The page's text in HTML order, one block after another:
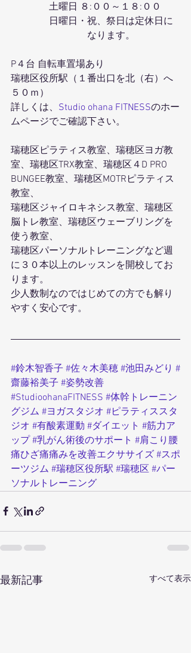
土曜日 ８:００～１８:００
日曜日・祝、祭日は定休日に
なります。
P４台 自転車置場あり
瑞穂区役所駅（１番出口を北（右）へ
５０ｍ）
詳しくは、 Studio ohana FITNESSのホー
ムページでご確認下さい。
瑞穂区ピラティス教室、瑞穂区ヨガ教
室、瑞穂区TRX教室、瑞穂区４D PRO
BUNGEE教室、瑞穂区MOTRピラティス
教室、
瑞穂区ジャイロキネシス教室、瑞穂区
脳トレ教室、瑞穂区ウェーブリングを
使う教室、
瑞穂区パーソナルトレーニングなど週
に３０本以上のレッスンを開校してお
ります。
少人数制なのではじめての方でも解り
やすく安心です。
#鈴木智香子 #佐々木美穂 #池田みどり #
齋藤裕美子 #姿勢改善
#StudioohanaFITNESS #体幹トレーニン
グジム #ヨガスタジオ #ピラティススタ
ジオ #有酸素運動 #ダイエット #筋力ア
ップ #乳がん術後のサポート #肩こり腰
痛ひざ痛痛みを改善エクササイズ #スポ
ーツジム #瑞穂区役所駅 #瑞穂区 #パー
ソナルトレーニング
最新記事 すべて表示